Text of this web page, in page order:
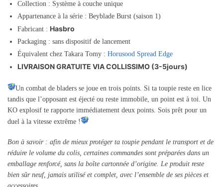
Collection : Système à couche unique
Appartenance à la série : Beyblade Burst (saison 1)
Fabricant : Hasbro
Packaging : sans dispositif de lancement
Équivalent chez Takara Tomy : Horusood Spread Edge
LIVRAISON GRATUITE VIA COLLISSIMO (3-5jours)
Un combat de bladers se joue en trois points. Si ta toupie reste en lice
tandis que l’opposant est éjecté ou reste immobile, un point est à toi. Un
KO explosif te rapporte immédiatement deux points. Sois prêt pour un
duel à la vitesse extrême !
Bon à savoir : afin de mieux protéger ta toupie pendant le transport et de
réduire le volume du colis, certaines commandes sont préparées dans un
emballage renforcé, sans la boîte cartonnée d’origine. Le produit reste
bien sûr neuf, jamais utilisé et complet, avec l’ensemble de ses pièces et